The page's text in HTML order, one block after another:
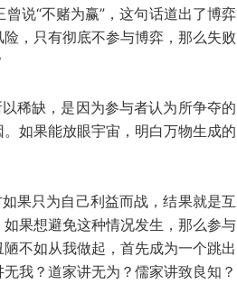
说“不赌为赢”，这句话道出了博弈
，只有彻底不参与博弈，那么失败
稀缺，是因为参与者认为所争夺的
如果能放眼宇宙，明白万物生成的
果只为自己利益而战，结果就是互
果想避免这种情况发生，那么参与
不如从我做起，首先成为一个跳出
我？道家讲无为？儒家讲致良知？